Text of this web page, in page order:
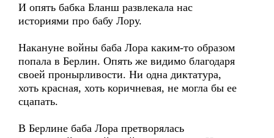
И опять бабка Бланш развлекала нас
историями про бабу Лору.
Накануне войны баба Лора каким-то образом
попала в Берлин. Опять же видимо благодаря
своей пронырливости. Ни одна диктатура,
хоть красная, хоть коричневая, не могла бы ее
сцапать.
В Берлине баба Лора претворялась